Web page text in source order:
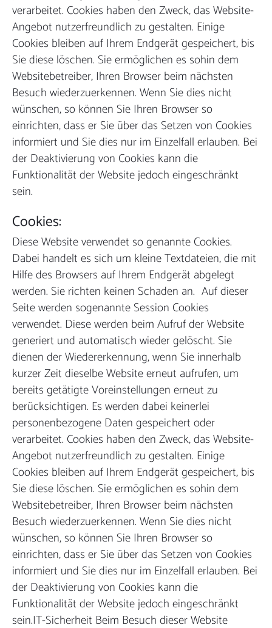
verarbeitet. Cookies haben den Zweck, das Website-
Angebot nutzerfreundlich zu gestalten. Einige
Cookies bleiben auf Ihrem Endgerät gespeichert, bis
Sie diese löschen. Sie ermöglichen es sohin dem
Websitebetreiber, Ihren Browser beim nächsten
Besuch wiederzuerkennen. Wenn Sie dies nicht
wünschen, so können Sie Ihren Browser so
einrichten, dass er Sie über das Setzen von Cookies
informiert und Sie dies nur im Einzelfall erlauben. Bei
der Deaktivierung von Cookies kann die
Funktionalität der Website jedoch eingeschränkt
sein.
Cookies:
Diese Website verwendet so genannte Cookies.
Dabei handelt es sich um kleine Textdateien, die mit
Hilfe des Browsers auf Ihrem Endgerät abgelegt
werden. Sie richten keinen Schaden an. Auf dieser
Seite werden sogenannte Session Cookies
verwendet. Diese werden beim Aufruf der Website
generiert und automatisch wieder gelöscht. Sie
dienen der Wiedererkennung, wenn Sie innerhalb
kurzer Zeit dieselbe Website erneut aufrufen, um
bereits getätigte Voreinstellungen erneut zu
berücksichtigen. Es werden dabei keinerlei
personenbezogene Daten gespeichert oder
verarbeitet. Cookies haben den Zweck, das Website-
Angebot nutzerfreundlich zu gestalten. Einige
Cookies bleiben auf Ihrem Endgerät gespeichert, bis
Sie diese löschen. Sie ermöglichen es sohin dem
Websitebetreiber, Ihren Browser beim nächsten
Besuch wiederzuerkennen. Wenn Sie dies nicht
wünschen, so können Sie Ihren Browser so
einrichten, dass er Sie über das Setzen von Cookies
informiert und Sie dies nur im Einzelfall erlauben. Bei
der Deaktivierung von Cookies kann die
Funktionalität der Website jedoch eingeschränkt
sein.IT-Sicherheit Beim Besuch dieser Website